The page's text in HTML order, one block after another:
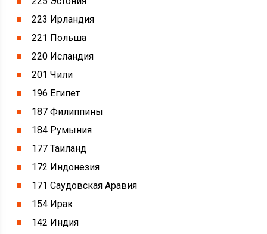
223 Ирландия
221 Польша
220 Исландия
201 Чили
196 Египет
187 Филиппины
184 Румыния
177 Таиланд
172 Индонезия
171 Саудовская Аравия
154 Ирак
142 Индия